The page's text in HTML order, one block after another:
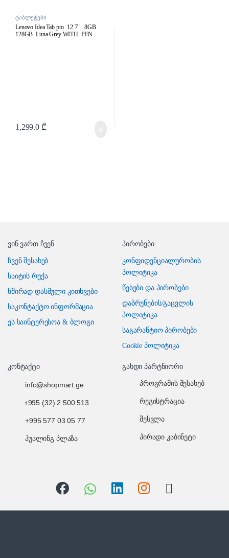
ტაბლეტები
Lenovo Idea Tab pro 12.7″ 8GB
128GB Luna Grey WITH PEN
1,299.0 ₾
ვინ ვართ ჩვენ
ჩვენ შესახებ
საიტის რუქა
ხშირად დასმული კითხვები
საკონტაქტო ინფორმაცია
ეს საინტერესოა & ბლოგი
პირობები
კონფიდენციალურობის
პოლიტიკა
წესები და პირობები
დაბრუნების/გაცვლის
პოლიტიკა
საგარანტიო პირობები
Cookie პოლიტიკა
კონტაქტი
info@shopmart.ge
+995 (32) 2 500 513
+995 577 03 05 77
ჰუალინგ პლაზა
გახდი პარტნიორი
პროგრამის შესახებ
რეგისტრაცია
შესვლა
პირადი კაბინეტი